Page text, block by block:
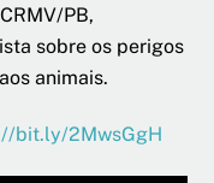
PB,
sobre os perigos
animais.
bit.ly/2MwsGgH